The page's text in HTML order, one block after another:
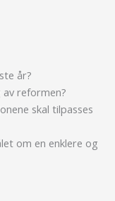
år?
reformen?
skal tilpasses
om en enklere og